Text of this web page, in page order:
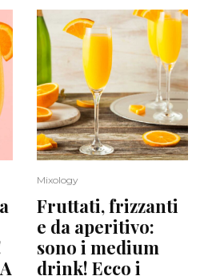
Mixology
Fruttati, frizzanti
e da aperitivo:
sono i medium
drink! Ecco i